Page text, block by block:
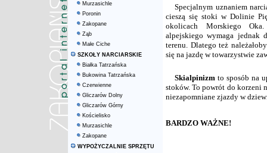
Murzasichle
Poronin
Zakopane
Ząb
Małe Ciche
SZKOŁY NARCIARSKIE
Białka Tatrzańska
Bukowina Tatrzańska
Czerwienne
Gliczarów Dolny
Gliczarów Górny
Kościelisko
Murzasichle
Zakopane
WYPOŻYCZALNIE SPRZĘTU
Specjalnym uznaniem
cieszą się stoki w Dolinie
okolicach Morskiego Oka.
alpejskiego wymaga jednak
terenu. Dlatego też
się na jazdę w towarzystwie
Skialpinizm to sposób na
stoków. To powrót do korzeni
niezapomniane zjazdy w
BARDZO WAŻNE!